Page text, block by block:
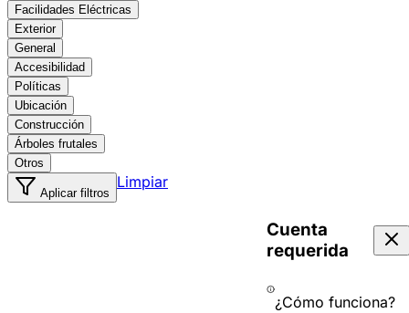
Facilidades Eléctricas
Exterior
General
Accesibilidad
Políticas
Ubicación
Construcción
Árboles frutales
Otros
Aplicar filtros
Limpiar
Cuenta
requerida
¿Cómo funciona?